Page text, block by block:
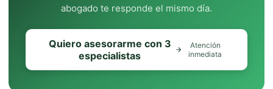
abogado te responde el mismo día.
Quiero asesorarme con 3
especialistas
Atención
inmediata